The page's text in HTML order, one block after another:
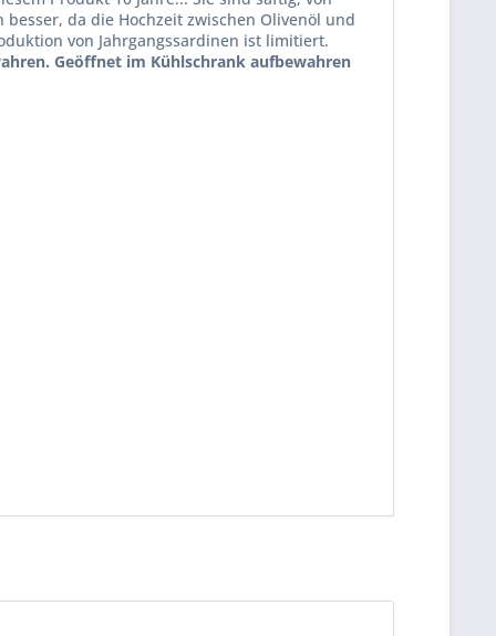
da die Hochzeit zwischen Olivenöl und
von Jahrgangssardinen ist limitiert.
Geöffnet im Kühlschrank aufbewahren